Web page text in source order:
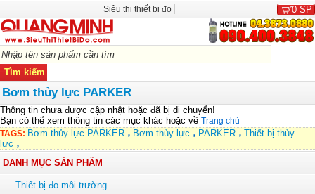
Siêu thị thiết bị đo 0 SP
Bơm thủy lực PARKER
Thông tin chưa được cập nhật hoặc đã bị di chuyển!
Bạn có thể xem thông tin các mục khác hoặc về Trang chủ
TAGS: Bơm thủy lực PARKER Bơm thủy lực PARKER
Thiết bị thủy
lực
DANH MỤC SẢN PHẨM
Thiết bị đo môi trường